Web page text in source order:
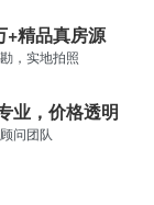
+精品真房源
，实地拍照
业，价格透明
问团队